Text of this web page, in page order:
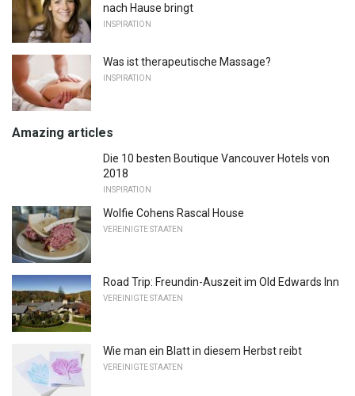
nach Hause bringt
INSPIRATION
Was ist therapeutische Massage?
INSPIRATION
Amazing articles
Die 10 besten Boutique Vancouver Hotels von
2018
INSPIRATION
Wolfie Cohens Rascal House
VEREINIGTE STAATEN
Road Trip: Freundin-Auszeit im Old Edwards Inn
VEREINIGTE STAATEN
Wie man ein Blatt in diesem Herbst reibt
VEREINIGTE STAATEN